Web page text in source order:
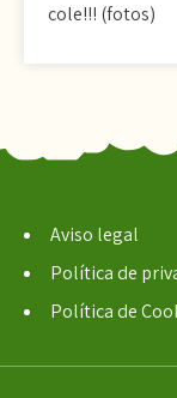
cole!!! (fotos)
Aviso legal
Política de
Política de